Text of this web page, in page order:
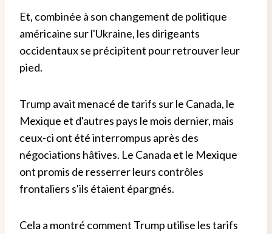
Et, combinée à son changement de politique
américaine sur l'Ukraine, les dirigeants
occidentaux se précipitent pour retrouver leur
pied.
Trump avait menacé de tarifs sur le Canada, le
Mexique et d'autres pays le mois dernier, mais
ceux-ci ont été interrompus après des
négociations hâtives. Le Canada et le Mexique
ont promis de resserrer leurs contrôles
frontaliers s'ils étaient épargnés.
Cela a montré comment Trump utilise les tarifs